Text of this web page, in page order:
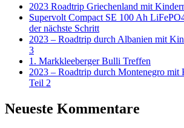
2023 Roadtrip Griechenland mit
Supervolt Compact SE 100 Ah
der nächste Schritt
2023 – Roadtrip durch Albanien mit
3
1. Markkleeberger Bulli Treffen
2023 – Roadtrip durch Montenegro mit
Teil 2
Neueste Kommentare